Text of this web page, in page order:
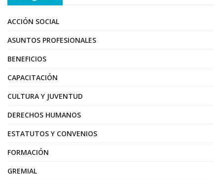
ACCIÓN SOCIAL
ASUNTOS PROFESIONALES
BENEFICIOS
CAPACITACIÓN
CULTURA Y JUVENTUD
DERECHOS HUMANOS
ESTATUTOS Y CONVENIOS
FORMACIÓN
GREMIAL